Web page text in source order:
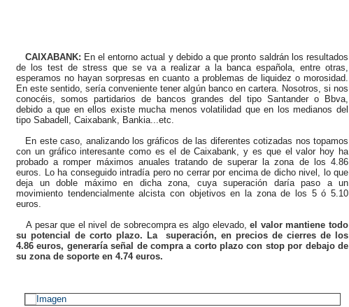
CAIXABANK: En el entorno actual y debido a que pronto saldrán los resultados
de los test de stress que se va a realizar a la banca española, entre otras,
esperamos no hayan sorpresas en cuanto a problemas de liquidez o morosidad.
En este sentido, sería conveniente tener algún banco en cartera. Nosotros, si nos
conocéis, somos partidarios de bancos grandes del tipo Santander o Bbva,
debido a que en ellos existe mucha menos volatilidad que en los medianos del
tipo Sabadell, Caixabank, Bankia...etc.
En este caso, analizando los gráficos de las diferentes cotizadas nos topamos
con un gráfico interesante como es el de Caixabank, y es que el valor hoy ha
probado a romper máximos anuales tratando de superar la zona de los 4.86
euros. Lo ha conseguido intradía pero no cerrar por encima de dicho nivel, lo que
deja un doble máximo en dicha zona, cuya superación daría paso a un
movimiento tendencialmente alcista con objetivos en la zona de los 5 ó 5.10
euros.
A pesar que el nivel de sobrecompra es algo elevado,el valor mantiene todo
su potencial de corto plazo. La superación, en precios de cierres de los
4.86 euros, generaría señal de compra a corto plazo con stop por debajo de
su zona de soporte en 4.74 euros.